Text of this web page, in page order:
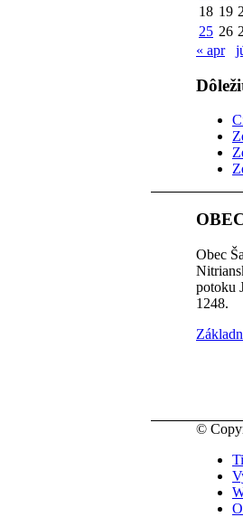
18 19
25 26
« apr
Obec
potoku
1248.
©